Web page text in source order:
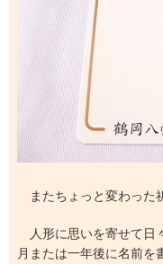
またちょっと変わった
人形に思いを寄せて日
月または一年後に名前を